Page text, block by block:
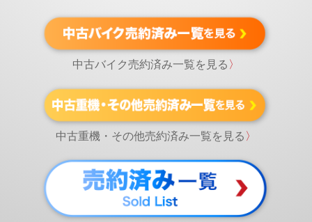
中古バイク売約済み一覧を見る 〉
中古重機・その他売約済み一覧を見る 〉